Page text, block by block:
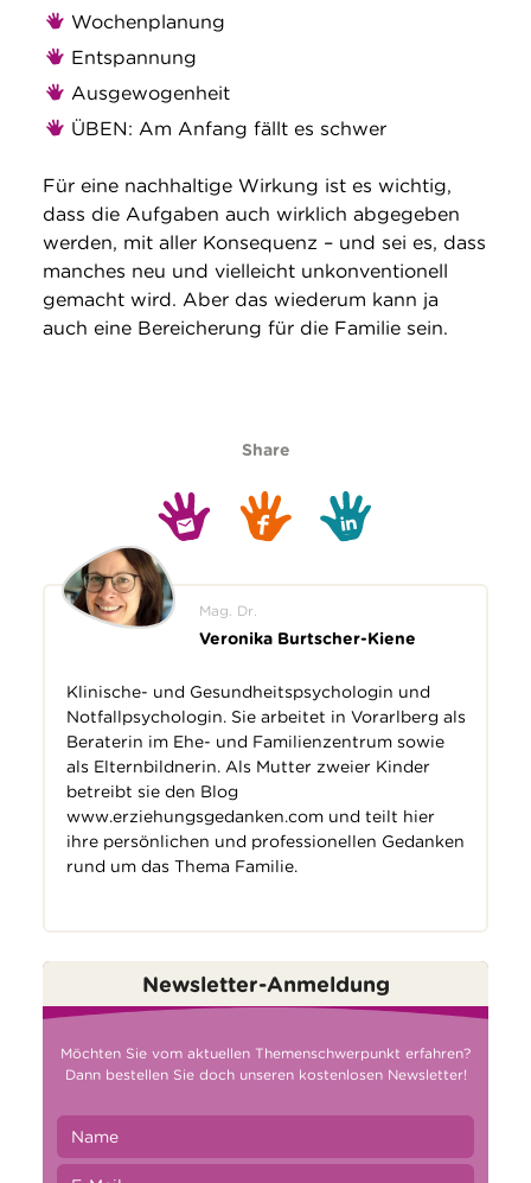
Wochenplanung
Entspannung
Ausgewogenheit
ÜBEN: Am Anfang fällt es schwer
Für eine nachhaltige Wirkung ist es wichtig,
dass die Aufgaben auch wirklich abgegeben
werden, mit aller Konsequenz – und sei es, dass
manches neu und vielleicht unkonventionell
gemacht wird. Aber das wiederum kann ja
auch eine Bereicherung für die Familie sein.
Share
Mag. Dr.
Veronika Burtscher-Kiene
Klinische- und Gesundheitspsychologin und
Notfallpsychologin. Sie arbeitet in Vorarlberg als
Beraterin im Ehe- und Familienzentrum sowie
als Elternbildnerin. Als Mutter zweier Kinder
betreibt sie den Blog
www.erziehungsgedanken.comund teilt hier
ihre persönlichen und professionellen Gedanken
rund um das Thema Familie.
Newsletter-Anmeldung
Möchten Sie vom aktuellen Themenschwerpunkt erfahren?
Dann bestellen Sie doch unseren kostenlosen Newsletter!